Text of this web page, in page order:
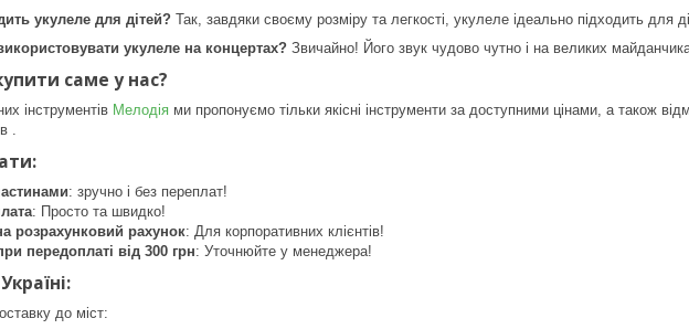
укулеле для дітей? Так, завдяки своєму розміру та легкості, укулеле ідеально підходить для
укулеле на концертах? Звичайно! Його звук чудово чутно і на великих
саме у нас?
інструментів Мелодія ми пропонуємо тільки якісні інструменти за доступними цінами, а також
.
: зручно і без переплат!
: Просто та швидко!
розрахунковий рахунок: Для корпоративних клієнтів!
передоплаті від 300 грн: Уточнюйте у менеджера!
до міст: